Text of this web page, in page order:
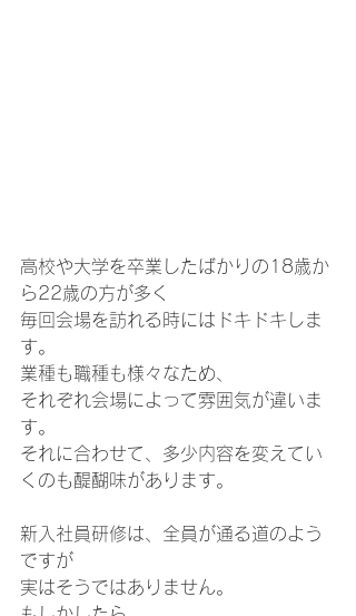
高校や大学を卒業したばかりの18歳か
ら22歳の方が多く
毎回会場を訪れる時にはドキドキしま
す。
業種も職種も様々なため、
それぞれ会場によって雰囲気が違いま
す。
それに合わせて、多少内容を変えてい
くのも醍醐味があります。
新入社員研修は、全員が通る道のよう
ですが
実はそうではありません。